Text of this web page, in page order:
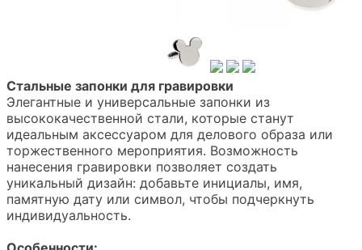
Стальные запонки для гравировки
Элегантные и универсальные запонки из
высококачественной стали, которые станут
идеальным аксессуаром для делового образа или
торжественного мероприятия. Возможность
нанесения гравировки позволяет создать
уникальный дизайн: добавьте инициалы, имя,
памятную дату или символ, чтобы подчеркнуть
индивидуальность.